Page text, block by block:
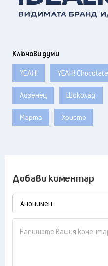
Ключови думи
YEAH! YEAH! Chocolate
Лозенец Шоколад
Марта Христо
Добави коментар